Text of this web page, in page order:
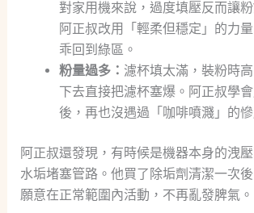
對家用機來說，過度填壓反而讓
阿正叔改用「輕柔但穩定」的力
乖回到綠區。
粉量過多： 濾杯填太滿，裝粉時
下去直接把濾杯塞爆。阿正叔學
後，再也沒遇過「咖啡噴濺」的慘
阿正叔還發現，有時候是機器本身的洩
水垢堵塞管路。他買了除垢劑清潔一次
願意在正常範圍內活動，不再亂發脾氣。